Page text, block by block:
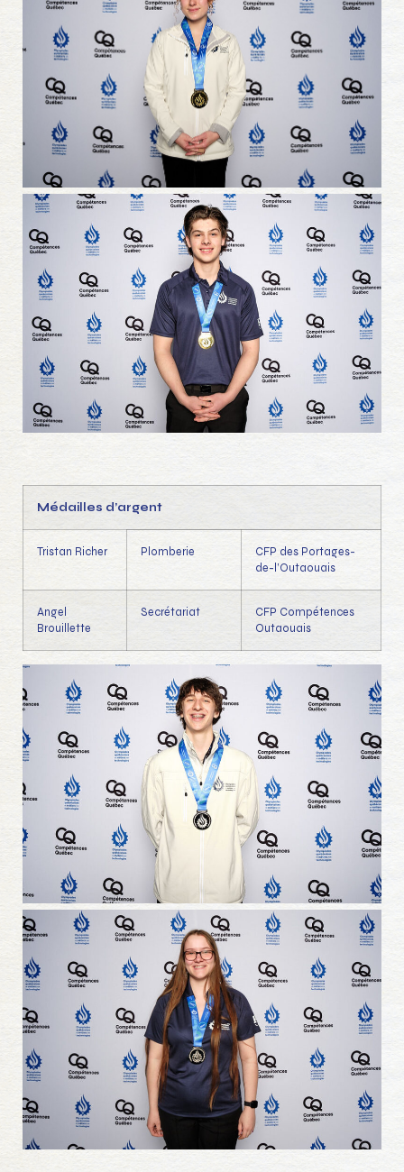
Médailles d’argent
Tristan Richer Plomberie
CFP des Portages-
de-l’Outaouais
Angel
Brouillette
Secrétariat
CFP Compétences
Outaouais